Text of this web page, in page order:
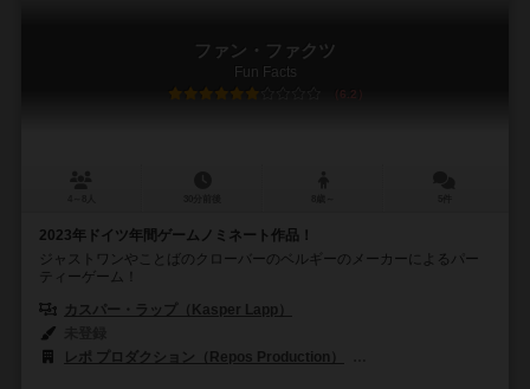
ファン・ファクツ
Fun Facts
6.2
2023年ドイツ年間ゲームノミネート作品！
ジャストワンやことばのクローバーのベルギーのメーカーによるパー
ティーゲーム！
カスパー・ラップ（Kasper Lapp）
レポ プロダクション（Repos Production）